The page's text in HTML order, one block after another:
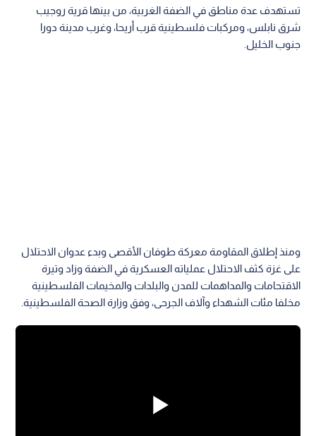
تستهدف عدة مناطق في الضفة الغربية، من بينها قرية روجيب
شرق نابلس، ومركبات فلسطينية قرب أريحا، وغرب مدينة دورا
جنوب الخليل.
ومنذ إطلاق المقاومة معركة طوفان الأقصى وبدء عدوان الاحتلال
على غزة كثف الاحتلال عملياته العسكرية في الضفة وزاد وتيرة
الاقتحامات والمداهمات للمدن والبلدات والمخيمات الفلسطينية
مخلفا مئات الشهداء وآلاف الجرحى، وفق وزارة الصحة الفلسطينية.